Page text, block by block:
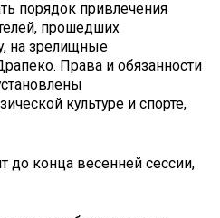
порядок привлечения
прошедших
на зрелищные
Права и обязанности
культуре и спорте,
до конца весенней сессии,